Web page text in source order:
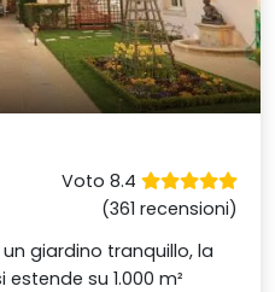
Voto 8.4
(361 recensioni)
giardino tranquillo, la
su 1.000 m²